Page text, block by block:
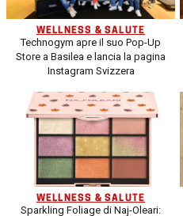
WELLNESS & SALUTE
Technogym apre il suo Pop-Up
Store a Basilea e lancia la pagina
Instagram Svizzera
WELLNESS & SALUTE
Sparkling Foliage di Naj-Oleari: